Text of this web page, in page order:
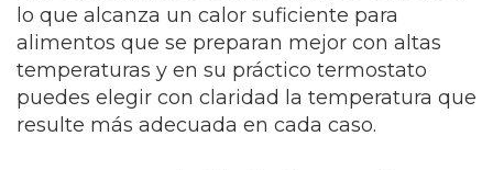
lo que alcanza un calor suficiente para
alimentos que se preparan mejor con altas
temperaturas y en su práctico termostato
puedes elegir con claridad la temperatura que
resulte más adecuada en cada caso.